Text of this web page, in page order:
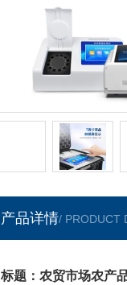
产品详情/ PRODUCT
标题：农贸市场农产